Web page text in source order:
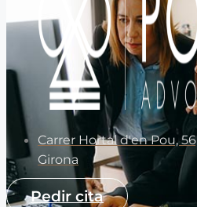
Carrer Hortal d'en Pou,
Girona
Pedir cita